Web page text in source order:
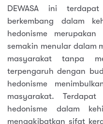
DEWASA ini
berkembang dalam
hedonisme
semakin menular dalam
masyarakat tanpa
terpengaruh dengan
hedonisme
masyarakat.
hedonisme dalam
mengakibatkan sifat